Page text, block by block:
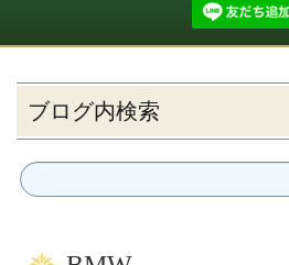
ブログ内検索